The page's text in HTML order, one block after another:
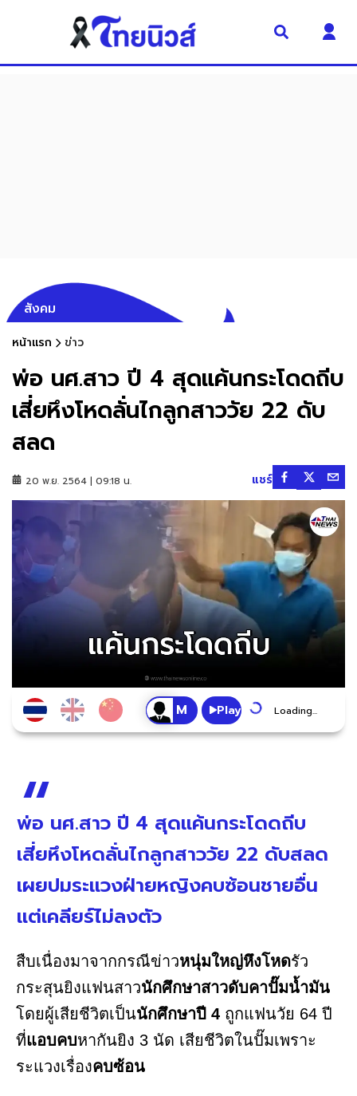
สังคม
หน้าแรก ข่าว
พ่อ นศ.สาว ปี 4 สุดแค้นกระโดดถีบ
เสี่ยหึงโหดลั่นไกลูกสาววัย 22 ดับ
สลด
20 พ.ย. 2564 | 09:18 น. แชร์
Play Loading...
พ่อ นศ.สาว ปี 4 สุดแค้นกระโดดถีบ
เสี่ยหึงโหดลั่นไกลูกสาววัย 22 ดับสลด
เผยปมระแวงฝ่ายหญิงคบซ้อนชายอื่น
แต่เคลียร์ไม่ลงตัว
สืบเนื่องมาจากกรณีข่าวหนุ่มใหญ่หึงโหดรัว
กระสุนยิงแฟนสาวนักศึกษาสาวดับคาปั๊มน้ำมัน
โดยผู้เสียชีวิตเป็นนักศึกษาปี 4 ถูกแฟนวัย 64 ปี
ที่แอบคบหากันยิง 3 นัด เสียชีวิตในปั๊มเพราะ
ระแวงเรื่องคบซ้อน